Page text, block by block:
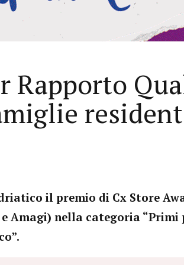
il premio di Cx Store
Amagi) nella categoria “Primi